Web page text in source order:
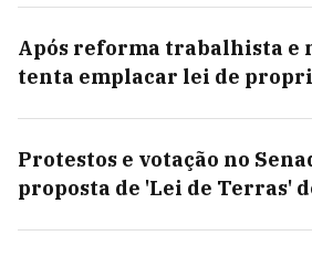
Após reforma trabalhista e
tenta emplacar lei de
Protestos e votação no
proposta de 'Lei de Terras'